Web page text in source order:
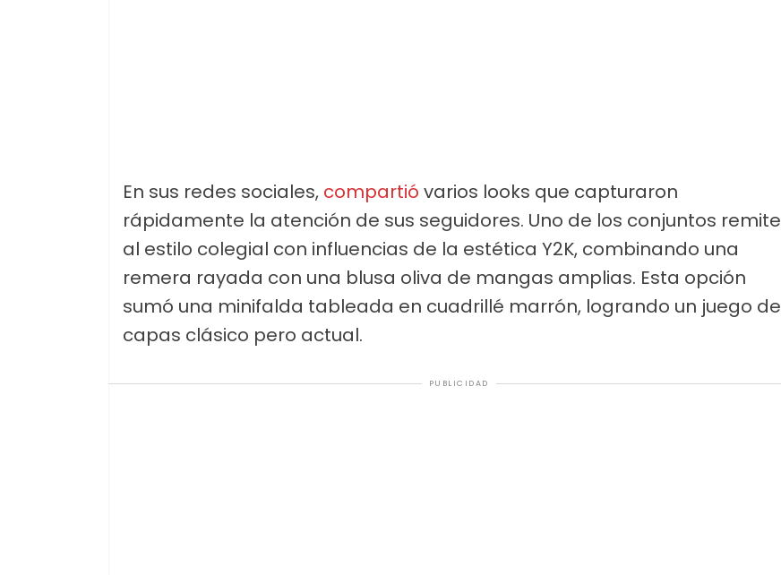
En sus redes sociales, compartió varios looks que capturaron
rápidamente la atención de sus seguidores. Uno de los conjuntos remite
al estilo colegial con influencias de la estética Y2K, combinando una
remera rayada con una blusa oliva de mangas amplias. Esta opción
sumó una minifalda tableada en cuadrillé marrón, logrando un juego de
capas clásico pero actual.
PUBLICIDAD